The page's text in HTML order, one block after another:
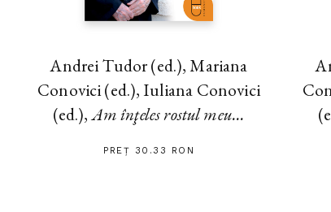
Andrei Tudor (ed.), Mariana
Conovici (ed.), Iuliana Conovici
(ed.),Am înţeles rostul meu...
PREȚ 30.33 RON